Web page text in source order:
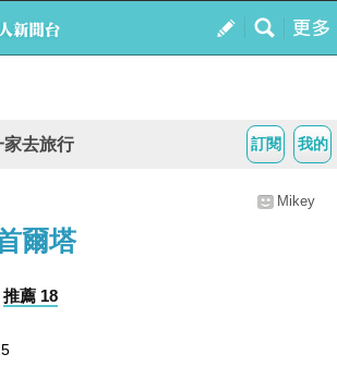
我的
訂閱
去旅行
Mikey
爾塔
推薦 18